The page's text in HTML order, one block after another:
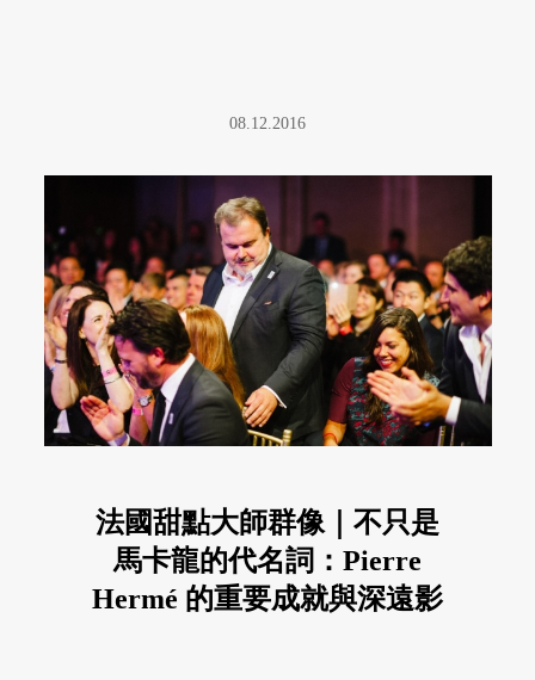
08.12.2016
法國甜點大師群像｜不只是
馬卡龍的代名詞：Pierre
Hermé 的重要成就與深遠影